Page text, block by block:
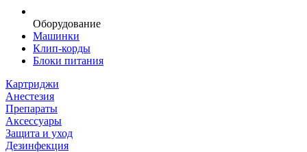
Оборудование
Машинки
Клип-корды
Блоки питания
Картриджи
Анестезия
Препараты
Аксессуары
Защита и уход
Дезинфекция